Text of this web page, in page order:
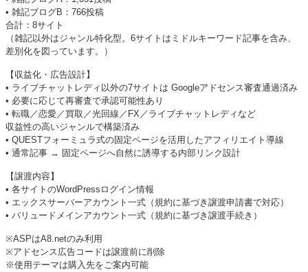
• 雑記ブログB：766投稿
合計：8サイト
（雑記以外はジャンル特化型。6サイトはミドルキーワード記事を含み、
差別化を図っています。）
【収益化・広告設計】
• ライブチャットレディ以外の7サイトは Googleアドセンス審査通過済み
• 必要に応じて再審査で承認可能性あり
• 転職／恋愛／買取／光回線／FX／ライブチャットレディなど
収益性の高いジャンルで構築済み
• QUESTフォーミュラ式の固定ページを活用したアフィリエイト導線
• 通常記事 → 固定ページへ自然に誘導する内部リンク設計
【譲渡内容】
• 各サイトのWordPressログイン情報
• エックスサーバーアカウント一式（規約に基づき譲渡申請書で対応）
• バリュードメインアカウント一式（規約に基づき譲渡手続き）
※ASPはA8.netのみ利用
※アドセンス広告コードは譲渡前に削除
※使用テーマは購入先をご案内可能